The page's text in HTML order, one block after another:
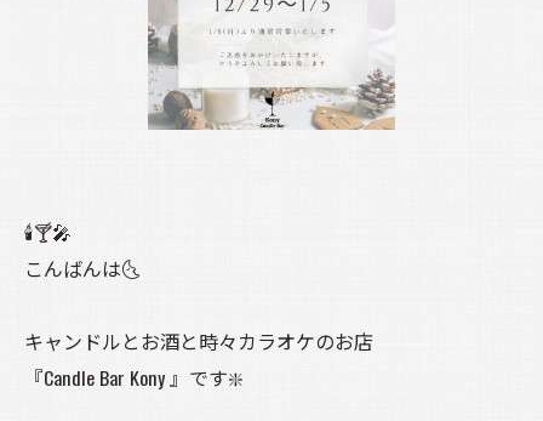
🕯️🍸️🎤
こんばんは🌜️
キャンドルとお酒と時々カラオケのお店
『Candle Bar Kony 』です❇️